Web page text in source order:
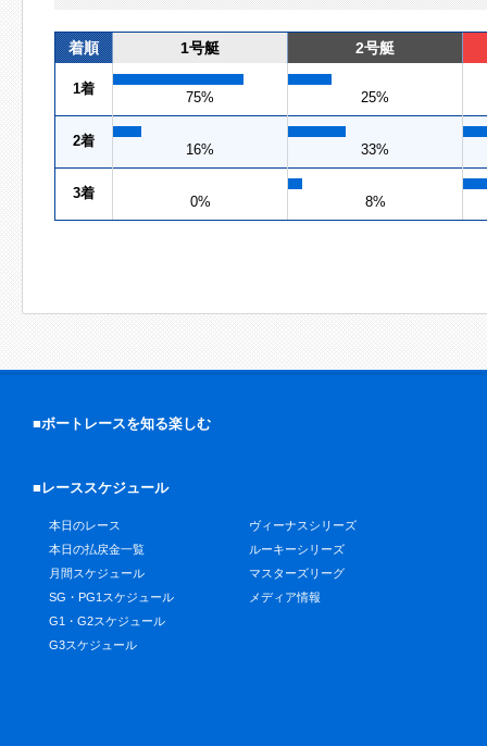
着順 1号艇 2号艇
1着
75% 25%
2着
16% 33%
3着
0% 8%
■ボートレースを知る楽しむ
■レーススケジュール
本日のレース
本日の払戻金一覧
月間スケジュール
SG・PG1スケジュール
G1・G2スケジュール
G3スケジュール
ヴィーナスシリーズ
ルーキーシリーズ
マスターズリーグ
メディア情報